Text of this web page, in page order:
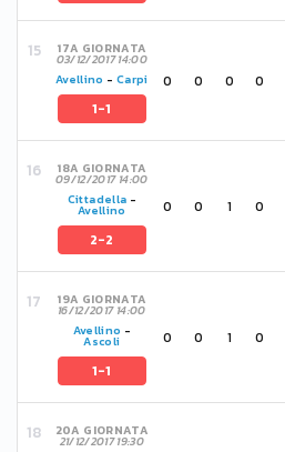
17A GIORNATA
03/12/2017 14:00
Avellino - Carpi
1-1
0 0 0 0
18A GIORNATA
09/12/2017 14:00
Cittadella -
Avellino
2-2
0 0 1 0
19A GIORNATA
16/12/2017 14:00
Avellino -
Ascoli
1-1
0 0 1 0
20A GIORNATA
21/12/2017 19:30